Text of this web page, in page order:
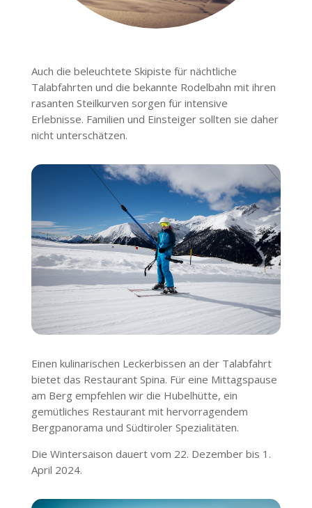
Auch die beleuchtete Skipiste für nächtliche
Talabfahrten und die bekannte Rodelbahn mit ihren
rasanten Steilkurven sorgen für intensive
Erlebnisse. Familien und Einsteiger sollten sie daher
nicht unterschätzen.
Einen kulinarischen Leckerbissen an der Talabfahrt
bietet das Restaurant Spina. Für eine Mittagspause
am Berg empfehlen wir die Hubelhütte, ein
gemütliches Restaurant mit hervorragendem
Bergpanorama und Südtiroler Spezialitäten.
Die Wintersaison dauert vom 22. Dezember bis 1.
April 2024.